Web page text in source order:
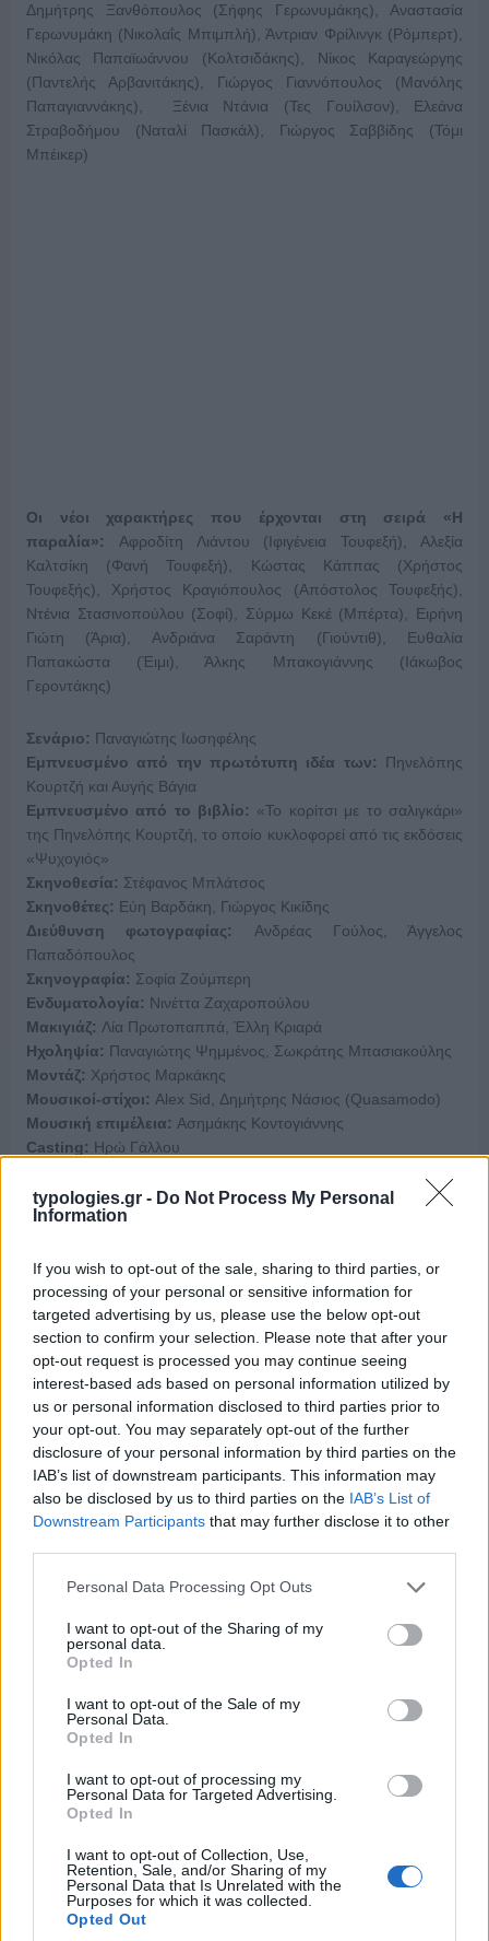
typologies.gr - Do Not Process My Personal
Information
If you wish to opt-out of the sale, sharing to third parties, or
processing of your personal or sensitive information for
targeted advertising by us, please use the below opt-out
section to confirm your selection. Please note that after your
opt-out request is processed you may continue seeing
interest-based ads based on personal information utilized by
us or personal information disclosed to third parties prior to
your opt-out. You may separately opt-out of the further
disclosure of your personal information by third parties on the
IAB’s list of downstream participants. This information may
also be disclosed by us to third parties on the IAB’s List of
Downstream Participants that may further disclose it to other
Please note that this website/app uses one or more Google
not limited to your visit or usage behaviour. You may click to
grant or deny consent to Google and its third-party tags to
use your data for below specified purposes in below Google
consent section.
Personal Data Processing Opt Outs
I want to opt-out of the Sharing of my
personal data.
Opted In
I want to opt-out of the Sale of my
Personal Data.
Opted In
I want to opt-out of processing my
Personal Data for Targeted Advertising.
Opted In
I want to opt-out of Collection, Use,
Retention, Sale, and/or Sharing of my
Personal Data that Is Unrelated with the
Purposes for which it was collected.
Opted Out
Δημήτρης Ξανθόπουλος (Σήφης Γερωνυμάκης), Αναστασία
Γερωνυμάκη (Νικολαΐς Μπιμπλή), Άντριαν Φρίλινγκ (Ρόμπερτ),
Νικόλας Παπαϊωάννου (Κολτσιδάκης), Νίκος Καραγεώργης
(Παντελής Αρβανιτάκης), Γιώργος Γιαννόπουλος (Μανόλης
Παπαγιαννάκης), Ξένια Ντάνια (Τες Γουίλσον), Ελεάνα
Στραβοδήμου (Ναταλί Πασκάλ), Γιώργος Σαββίδης (Τόμι
Μπέικερ)
Οι νέοι χαρακτήρες που έρχονται στη σειρά «Η
παραλία»:
Αφροδίτη Λιάντου (Ιφιγένεια Τουφεξή), Αλεξία
Καλτσίκη (Φανή Τουφεξή), Κώστας Κάππας (Χρήστος
Τουφεξής), Χρήστος Κραγιόπουλος (Απόστολος Τουφεξής),
Ντένια Στασινοπούλου (Σοφί), Σύρμω Κεκέ (Μπέρτα), Ειρήνη
Γιώτη (Άρια), Ανδριάνα Σαράντη (Γιούντιθ), Ευθαλία
Παπακώστα (Έιμι), Άλκης Μπακογιάννης (Ιάκωβος
Γεροντάκης)
Σενάριο: Παναγιώτης Ιωσηφέλης
Εμπνευσμένο από την πρωτότυπη ιδέα των:
Πηνελόπης
Κουρτζή και Αυγής Βάγια
Εμπνευσμένο από το βιβλίο: «Το κορίτσι με το σαλιγκάρι»
της Πηνελόπης Κουρτζή, το οποίο κυκλοφορεί από τις εκδόσεις
«Ψυχογιός»
Σκηνοθεσία: Στέφανος Μπλάτσος
Σκηνοθέτες: Εύη Βαρδάκη, Γιώργος Κικίδης
Διεύθυνση φωτογραφίας:
Ανδρέας Γούλος, Άγγελος
Παπαδόπουλος
Σκηνογραφία: Σοφία Ζούμπερη
Ενδυματολογία: Νινέττα Ζαχαροπούλου
Μακιγιάζ: Λία Πρωτοπαππά, Έλλη Κριαρά
Ηχοληψία: Παναγιώτης Ψημμένος, Σωκράτης Μπασιακούλης
Μοντάζ: Χρήστος Μαρκάκης
Μουσικοί-στίχοι: Alex Sid, Δημήτρης Νάσιος (Quasamodo)
Μουσική επιμέλεια: Ασημάκης Κοντογιάννης
Casting: Ηρώ Γάλλου
Project manager: Ορέστης Πλακιάς
Executive producer:
Εκτέλεση παραγωγής:Foss Productions
Παραγωγή:ΕΡΤ
ΔΕΛΤΙΟ ΤΥΠΟΥ
ΤΟ ΠΑΡΟΝ: Ρυθμιστής ο
Απειλή για ΝΔ
ΠΑΥΛΟΣ ΜΑΡΙΝΑΚΗΣ:
«ΔΕΝ ΗΘΕΛΑ ΝΑ ΑΦΗΣΩ
ΚΑΥΤΗ ΠΑΤΑΤΑ»
Μουσικός νανουρίζει λιοντάρια παίζοντας το «November
αυτά τα 5 παγωτατζίδικα
της Αθήνας η απάντηση
είναι…και τα δύο!
beauty lovers
αντικαθιστούν το μαύρο
μολύβι με καφέ το
καλοκαίρι